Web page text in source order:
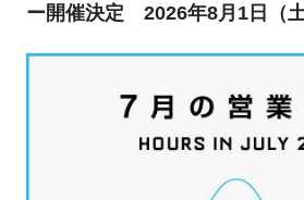
ー開催決定 2026年8月1日（